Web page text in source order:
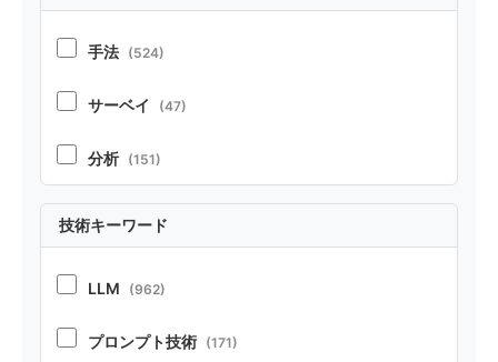
手法 (524)
サーベイ (47)
分析 (151)
技術キーワード
LLM (962)
プロンプト技術 (171)